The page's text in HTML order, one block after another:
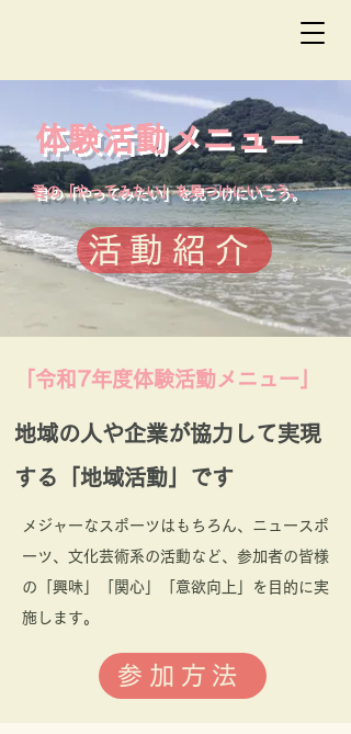
体験活動メニュー
君の「やってみたい」を見つけにいこう。
活動紹介
「令和7年度体験活動メニュー」
地域の人や企業が協力して実現
する「地域活動」です
メジャーなスポーツはもちろん、ニュースポ
ーツ、文化芸術系の活動など、参加者の皆様
の 「​興味」「関心」「意欲向上」を目的に実
施します。
参加方法